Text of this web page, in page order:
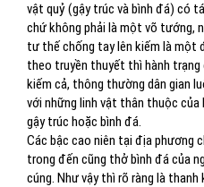
vật quỷ (gậy trúc và bình đá) có
chứ không phải là một võ tướng,
tư thế chống tay lên kiếm là một
theo truyền thuyết thì hành trạng
kiếm cả, thông thường dân gian
với những linh vật thân thuộc
gậy trúc hoặc bình đá.
Các bậc cao niên tại địa phương
trong đến cũng thở bình đá của
cúng. Như vậy thì rõ ràng là